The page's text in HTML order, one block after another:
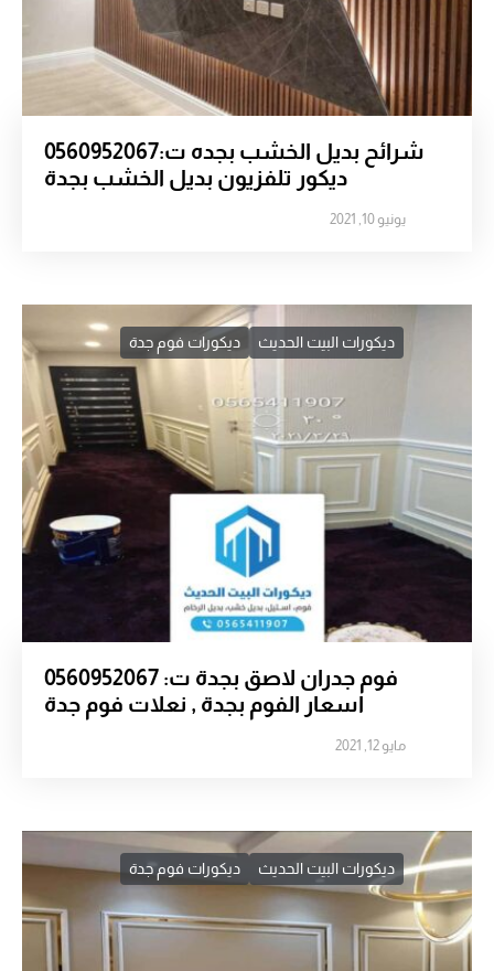
شرائح بديل الخشب بجده ت:0560952067
ديكور تلفزيون بديل الخشب بجدة
يونيو 10, 2021
ديكورات البيت الحديث ديكورات فوم جدة
فوم جدران لاصق بجدة ت: 0560952067
اسعار الفوم بجدة , نعلات فوم جدة
مايو 12, 2021
ديكورات البيت الحديث ديكورات فوم جدة